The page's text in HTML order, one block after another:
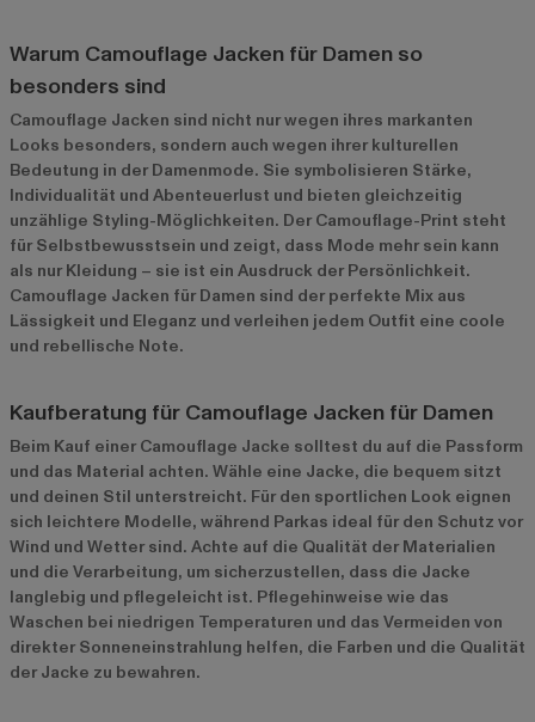
Warum Camouflage Jacken für Damen so
besonders sind
Camouflage Jacken sind nicht nur wegen ihres markanten
Looks besonders, sondern auch wegen ihrer kulturellen
Bedeutung in der Damenmode. Sie symbolisieren Stärke,
Individualität und Abenteuerlust und bieten gleichzeitig
unzählige Styling-Möglichkeiten. Der Camouflage-Print steht
für Selbstbewusstsein und zeigt, dass Mode mehr sein kann
als nur Kleidung – sie ist ein Ausdruck der Persönlichkeit.
Camouflage Jacken für Damen sind der perfekte Mix aus
Lässigkeit und Eleganz und verleihen jedem Outfit eine coole
und rebellische Note.
Kaufberatung für Camouflage Jacken für Damen
Beim Kauf einer Camouflage Jacke solltest du auf die Passform
und das Material achten. Wähle eine Jacke, die bequem sitzt
und deinen Stil unterstreicht. Für den sportlichen Look eignen
sich leichtere Modelle, während Parkas ideal für den Schutz vor
Wind und Wetter sind. Achte auf die Qualität der Materialien
und die Verarbeitung, um sicherzustellen, dass die Jacke
langlebig und pflegeleicht ist. Pflegehinweise wie das
Waschen bei niedrigen Temperaturen und das Vermeiden von
direkter Sonneneinstrahlung helfen, die Farben und die Qualität
der Jacke zu bewahren.